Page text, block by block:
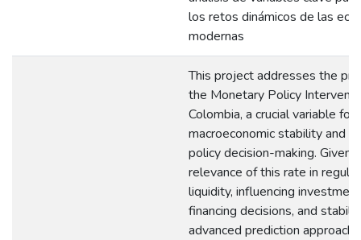
los retos dinámicos de las
modernas
This project addresses the
the Monetary Policy
Colombia, a crucial variable for
macroeconomic stability and
policy decision-making. Given
relevance of this rate in
liquidity, influencing
financing decisions, and
advanced prediction